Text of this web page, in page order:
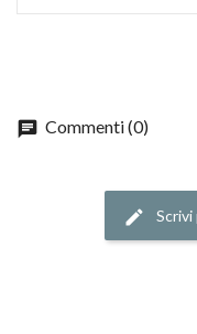
Commenti (0)
Scrivi